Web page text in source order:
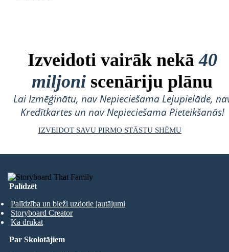
Izveidoti vairāk nekā40
miljoni scenāriju plānu
Lai Izmēģinātu, nav Nepieciešama Lejupielāde,
Kredītkartes un nav Nepieciešama Pieteikšanās!
IZVEIDOT SAVU PIRMO STĀSTU SHĒMU
Palīdzēt
Palīdzība un bieži uzdotie jautājumi
Storyboard Creator
Kā drukāt
Par Skolotājiem